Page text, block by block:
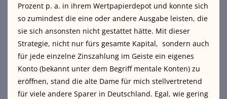
Prozent p. a. in ihrem Wertpapierdepot und konnte sich
so zumindest die eine oder andere Ausgabe leisten, die
sie sich ansonsten nicht gestattet hätte. Mit dieser
Strategie, nicht nur fürs gesamte Kapital, sondern auch
für jede einzelne Zinszahlung im Geiste ein eigenes
Konto (bekannt unter dem Begriff mentale Konten) zu
eröffnen, stand die alte Dame für mich stellvertretend
für viele andere Sparer in Deutschland. Egal, wie gering